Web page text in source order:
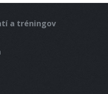
a tréningov